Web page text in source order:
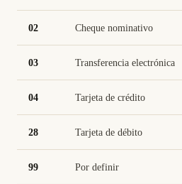
02 Cheque nominativo
03 Transferencia electrónica
04 Tarjeta de crédito
28 Tarjeta de débito
99 Por definir